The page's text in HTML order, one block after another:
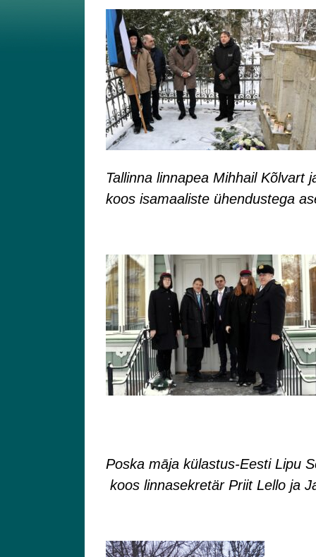
Tallinna linnapea Mihhail Kõlvart
koos isamaaliste ühendustega
Poska māja külastus-Eesti Lipu
koos linnasekretär Priit Lello ja